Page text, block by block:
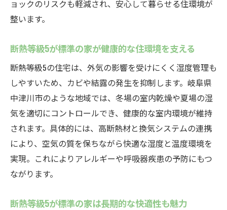
ョックのリスクも軽減され、安心して暮らせる住環境が
整います。
断熱等級5が標準の家が健康的な住環境を支える
断熱等級5の住宅は、外気の影響を受けにくく湿度管理も
しやすいため、カビや結露の発生を抑制します。岐阜県
中津川市のような地域では、冬場の室内乾燥や夏場の湿
気を適切にコントロールでき、健康的な室内環境が維持
されます。具体的には、高断熱材と換気システムの連携
により、空気の質を保ちながら快適な湿度と温度環境を
実現。これによりアレルギーや呼吸器疾患の予防にもつ
ながります。
断熱等級5が標準の家は長期的な快適性も魅力